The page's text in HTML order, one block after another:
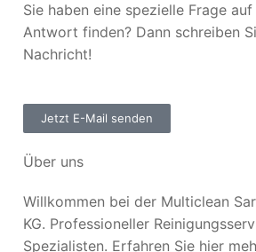
Sie haben eine spezielle Frage
Antwort finden? Dann schreiben
Nachricht!
Jetzt E-Mail senden
Über uns
Willkommen bei der Multiclean
KG. Professioneller
Spezialisten. Erfahren Sie hier